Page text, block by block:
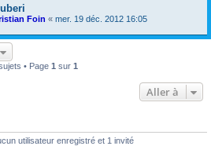
Foin « mer. 19 déc. 2012 16:05
• Page 1 sur 1
Aller à
utilisateur enregistré et 1 invité